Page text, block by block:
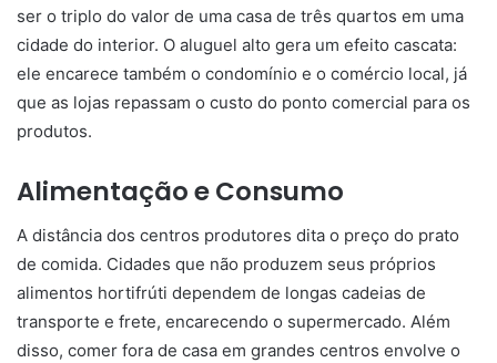
ser o triplo do valor de uma casa de três quartos em uma
cidade do interior. O aluguel alto gera um efeito cascata:
ele encarece também o condomínio e o comércio local, já
que as lojas repassam o custo do ponto comercial para os
produtos.
Alimentação e Consumo
A distância dos centros produtores dita o preço do prato
de comida. Cidades que não produzem seus próprios
alimentos hortifrúti dependem de longas cadeias de
transporte e frete, encarecendo o supermercado. Além
disso, comer fora de casa em grandes centros envolve o